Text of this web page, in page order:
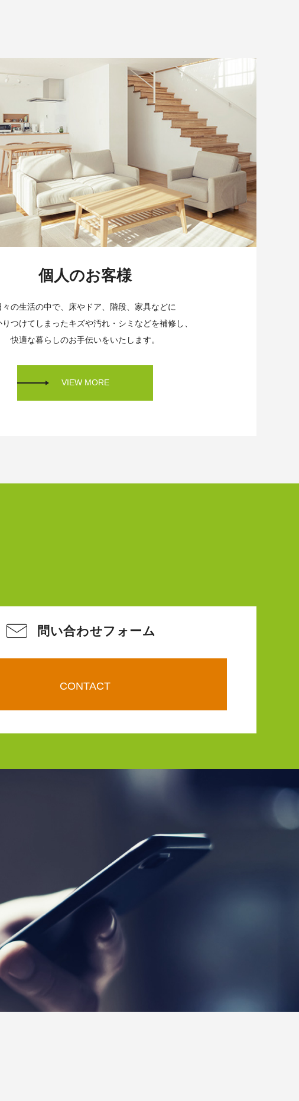
個人のお客様
々の生活の中で、床やドア、階段、家具などに
りつけてしまったキズや汚れ・シミなどを補修し、
快適な暮らしのお手伝いをいたします。
VIEW MORE
問い合わせフォーム
CONTACT